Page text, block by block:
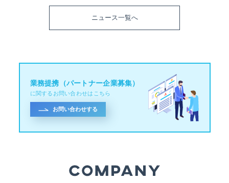
ニュース一覧へ
業務提携（パートナー企業募集）
に関するお問い合わせはこちら
お問い合わせする